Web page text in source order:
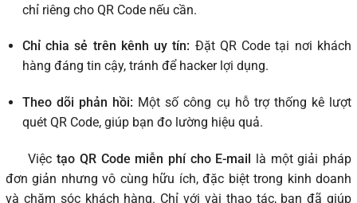
chỉ riêng cho QR Code nếu cần.
Chỉ chia sẻ trên kênh uy tín: Đặt QR Code tại nơi khách
hàng đáng tin cậy, tránh để hacker lợi dụng.
Theo dõi phản hồi: Một số công cụ hỗ trợ thống kê lượt
quét QR Code, giúp bạn đo lường hiệu quả.
Việctạo QR Code miễn phí cho E-mail là một giải pháp
đơn giản nhưng vô cùng hữu ích, đặc biệt trong kinh doanh
và chăm sóc khách hàng. Chỉ với vài thao tác, bạn đã giúp